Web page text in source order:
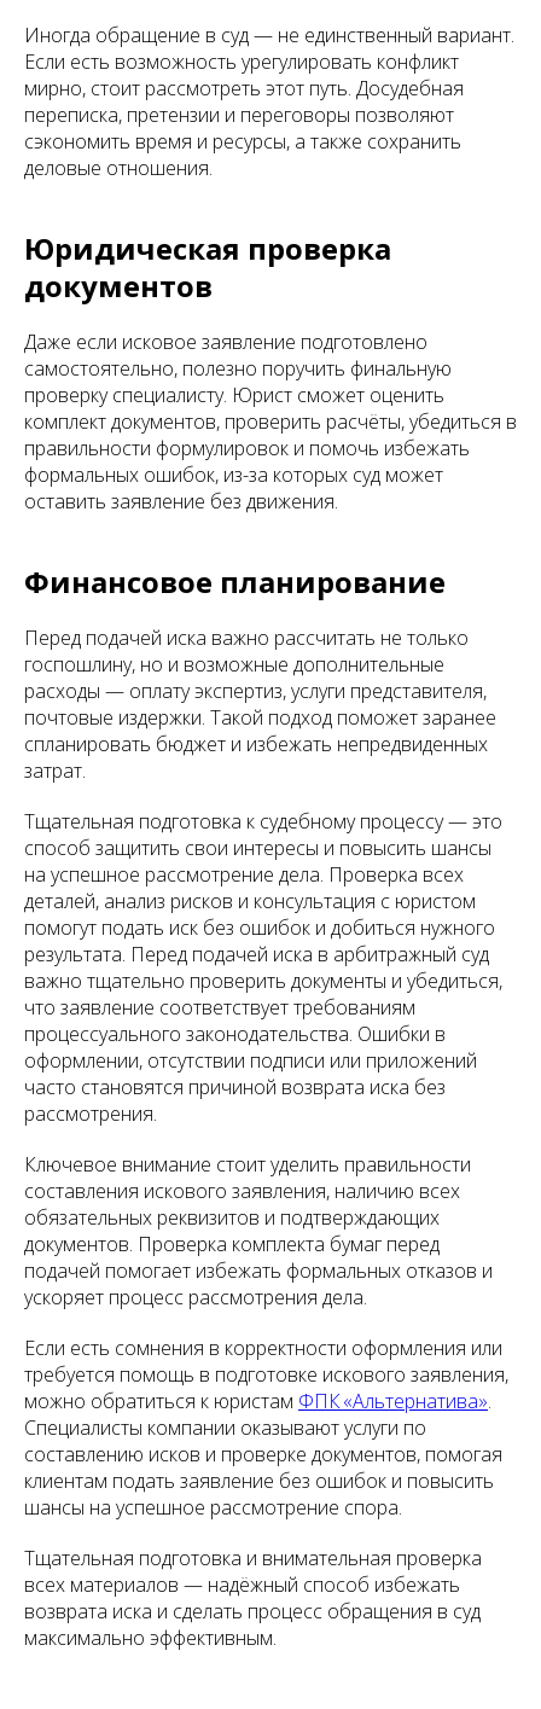
Иногда обращение в суд — не единственный вариант.
Если есть возможность урегулировать конфликт
мирно, стоит рассмотреть этот путь. Досудебная
переписка, претензии и переговоры позволяют
сэкономить время и ресурсы, а также сохранить
деловые отношения.
Юридическая проверка
документов
Даже если исковое заявление подготовлено
самостоятельно, полезно поручить финальную
проверку специалисту. Юрист сможет оценить
комплект документов, проверить расчёты, убедиться в
правильности формулировок и помочь избежать
формальных ошибок, из-за которых суд может
оставить заявление без движения.
Финансовое планирование
Перед подачей иска важно рассчитать не только
госпошлину, но и возможные дополнительные
расходы — оплату экспертиз, услуги представителя,
почтовые издержки. Такой подход поможет заранее
спланировать бюджет и избежать непредвиденных
затрат.
Тщательная подготовка к судебному процессу — это
способ защитить свои интересы и повысить шансы
на успешное рассмотрение дела. Проверка всех
деталей, анализ рисков и консультация с юристом
помогут подать иск без ошибок и добиться нужного
результата. Перед подачей иска в арбитражный суд
важно тщательно проверить документы и убедиться,
что заявление соответствует требованиям
процессуального законодательства. Ошибки в
оформлении, отсутствии подписи или приложений
часто становятся причиной возврата иска без
рассмотрения.
Ключевое внимание стоит уделить правильности
составления искового заявления, наличию всех
обязательных реквизитов и подтверждающих
документов. Проверка комплекта бумаг перед
подачей помогает избежать формальных отказов и
ускоряет процесс рассмотрения дела.
Если есть сомнения в корректности оформления или
требуется помощь в подготовке искового заявления,
можно обратиться к юристам ФПК «Альтернатива».
Специалисты компании оказывают услуги по
составлению исков и проверке документов, помогая
клиентам подать заявление без ошибок и повысить
шансы на успешное рассмотрение спора.
Тщательная подготовка и внимательная проверка
всех материалов — надёжный способ избежать
возврата иска и сделать процесс обращения в суд
максимально эффективным.